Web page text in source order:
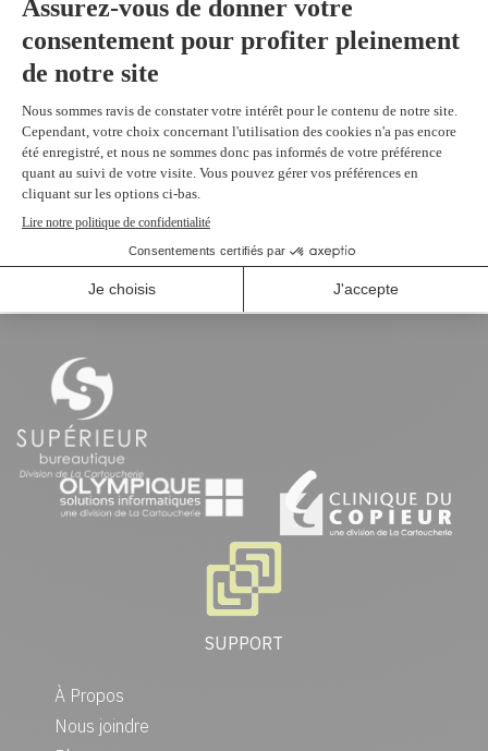
Livraison gratuite sur tout achat de
100$ CAD et plus avant taxes.
Profitez d'un rabais à l'achat de 2
produits identiques et plus.
SUPPORT
À Propos
Nous joindre